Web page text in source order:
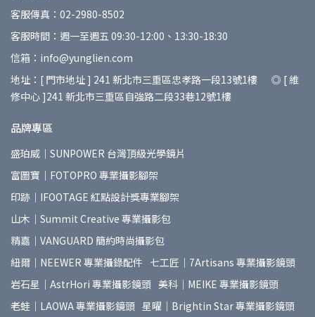
客服傳真：02-2980-8502
客服時間：週一至週五 09:30-12:00、13:30-18:30
信箱：info@yunglien.com
地址：[ 門市地址 ] 241 新北市三重區忠孝路一段13號1樓 ◎ [ 維
修中心 ]241 新北市三重區自強路二段33巷12號1樓
品牌專區
盛珀威｜SUNPOWER 台灣頂級光學鏡片
富圖寶｜FOTOPRO 專業攝影腳架
印跡｜IFOOTAGE 紅點設計獎專業腳架
山木｜Summit Creative 專業攝影包
精嘉｜VANGUARD 簡約時尚攝影包
紐爾｜NEEWER 專業攝錄配件 七工匠｜7Artisans 專業攝影鏡頭
岩石星｜AstrHori 專業攝影鏡頭 美科｜MEIKE 專業攝影鏡頭
老蛙｜LAOWA 專業攝影鏡頭 星曜｜Brightin Star 專業攝影鏡頭